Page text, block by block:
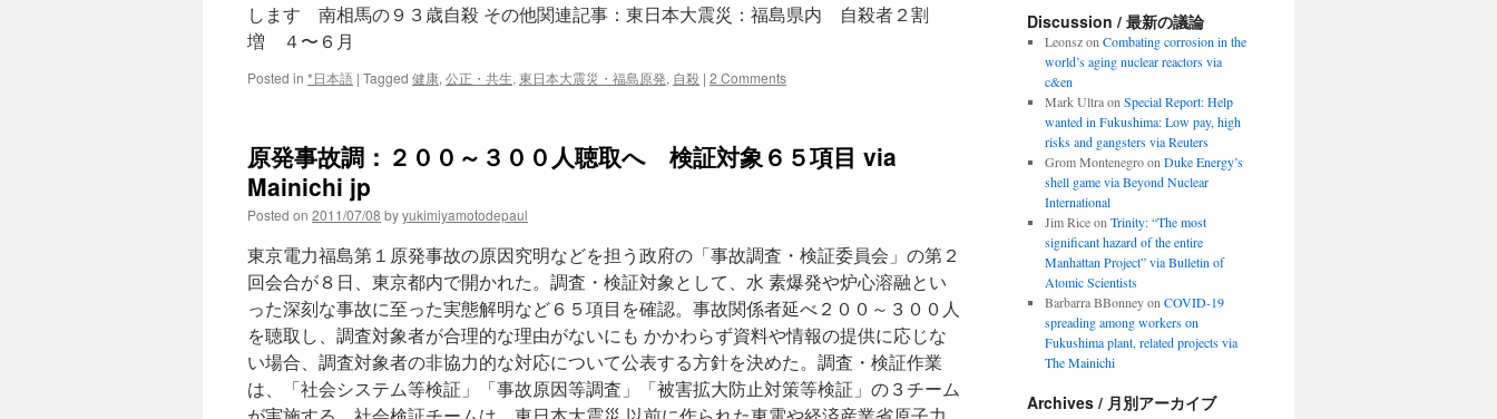
します 南相馬の９３歳自殺 その他関連記事：東日本大震災：福島県内 自殺者２割
増 ４〜６月
Posted in *日本語 | Tagged 健康, 公正・共生, 東日本大震災・福島原発, 自殺 | 2 Comments
原発事故調：２００～３００人聴取へ 検証対象６５項目 via
Mainichi jp
Posted on 2011/07/08 byyukimiyamotodepaul
東京電力福島第１原発事故の原因究明などを担う政府の「事故調査・検証委員会」の第２
回会合が８日、東京都内で開かれた。調査・検証対象として、水 素爆発や炉心溶融とい
った深刻な事故に至った実態解明など６５項目を確認。事故関係者延べ２００～３００人
を聴取し、調査対象者が合理的な理由がないにも かかわらず資料や情報の提供に応じな
い場合、調査対象者の非協力的な対応について公表する方針を決めた。調査・検証作業
は、「社会システム等検証」「事故原因等調査」「被害拡大防止対策等検証」の３チーム
Discussion / 最新の議論
Leonszon Combating corrosion in the
world’s aging nuclear reactors via
c&en
Mark Ultraon Special Report: Help
wanted in Fukushima: Low pay, high
risks and gangsters via Reuters
Grom Montenegroon Duke Energy’s
shell game via Beyond Nuclear
International
Jim Riceon Trinity: “The most
significant hazard of the entire
Manhattan Project” via Bulletin of
Atomic Scientists
Barbarra BBonneyon COVID-19
spreading among workers on
Fukushima plant, related projects via
The Mainichi
Archives / 月別アーカイブ